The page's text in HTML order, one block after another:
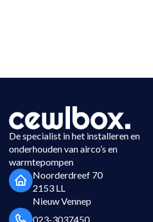
De specialist in het installeren en
onderhouden van airco’s en
warmtepompen
Noorderdreef 70
2153 LL
Nieuw Vennep
023-3037450